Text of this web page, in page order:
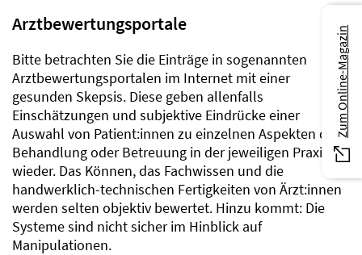
Arztbewertungsportale
Bitte betrachten Sie die Einträge in sogenannten
Arztbewertungsportalen im Internet mit einer
gesunden Skepsis. Diese geben allenfalls
Einschätzungen und subjektive Eindrücke einer
Auswahl von Patient:innen zu einzelnen Aspekten der
Behandlung oder Betreuung in der jeweiligen Praxis
wieder. Das Können, das Fachwissen und die
handwerklich-technischen Fertigkeiten von Ärzt:innen
werden selten objektiv bewertet. Hinzu kommt: Die
Systeme sind nicht sicher im Hinblick auf
Manipulationen.
Zum Online-Magazin